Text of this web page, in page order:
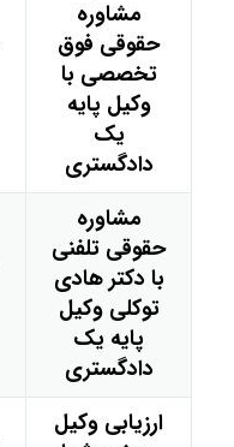
مشاوره
حقوقی فوق
تخصصی با
وکیل پایه
یک
دادگستری
مشاوره
حقوقی تلفنی
با دکتر هادی
توکلی وکیل
پایه یک
دادگستری
ارزیابی وکیل